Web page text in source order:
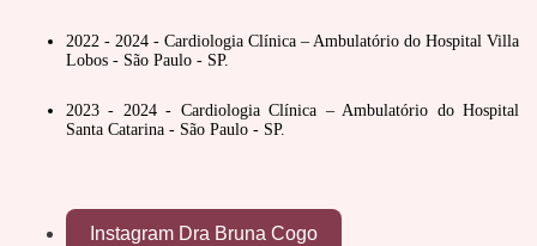
2022 - 2024 - Cardiologia Clínica – Ambulatório do Hospital Villa
Lobos - São Paulo - SP.
2023 - 2024 - Cardiologia Clínica – Ambulatório do Hospital
Santa Catarina - São Paulo - SP.
Instagram Dra Bruna Cogo